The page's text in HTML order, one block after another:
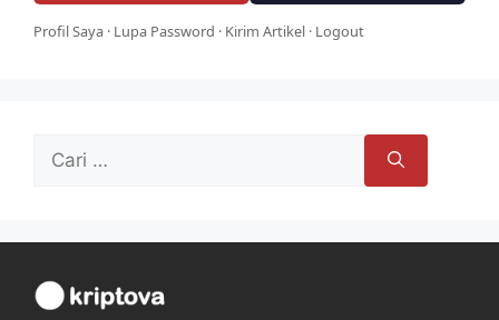
Profil Saya · Lupa Password · Kirim Artikel · Logout
untuk: